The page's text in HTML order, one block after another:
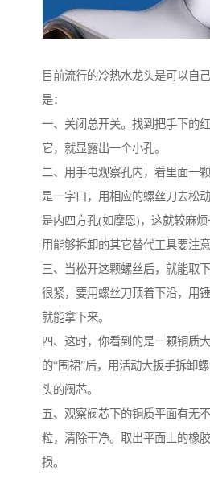
目前流行的冷热水龙头是可以自
是：
一、关闭总开关。找到把手下的
它，就显露出一个小孔。
二、用手电观察孔内，看里面一
是一字口，用相应的螺丝刀去松
是内四方孔(如摩恩)，这就较麻烦
用能够拆卸的其它替代工具要注
三、当松开这颗螺丝后，就能取
很紧，要用螺丝刀顶着下沿，用
就能拿下来。
四、这时，你看到的是一颗铜质
的“围裙”后，用活动大扳手拆卸
头的阀芯。
五、观察阀芯下的铜质平面有无
粒，清除干净。取出平面上的橡
损。